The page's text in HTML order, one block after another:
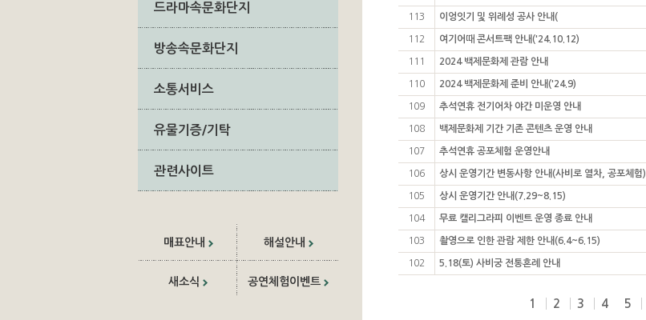
드라마속문화단지
방송속문화단지
소통서비스
유물기증/기탁
관련사이트
매표안내 해설안내
새소식 공연체험이벤트
113 이엉잇기 및 위례성 공사 안내(
112 여기어때 콘서트팩 안내('24.10.12)
111 2024 백제문화제 관람 안내
110 2024 백제문화제 준비 안내('24.9)
109 추석연휴 전기어차 야간 미운영 안내
108 백제문화제 기간 기존 콘텐츠 운영 안내
107 추석연휴 공포체험 운영안내
106 상시 운영기간 변동사항 안내(사비로 열차, 공포체험)
105 상시 운영기간 안내(7.29~8.15)
104 무료 캘리그라피 이벤트 운영 종료 안내
103 촬영으로 인한 관람 제한 안내(6.4~6.15)
102 5.18(토) 사비궁 전통혼례 안내
1 2 3 4 5